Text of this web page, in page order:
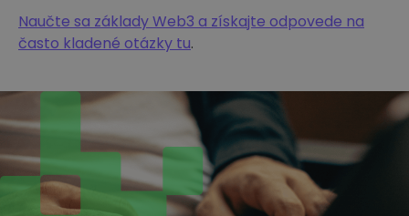
Naučte sa základy Web3 a získajte odpovede na
často kladené otázky tu.